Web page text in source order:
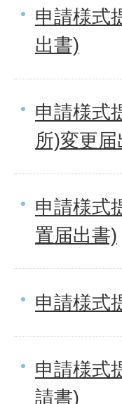
申請様式
出書)
申請様式
所)変更
申請様式
置届出書)
申請様式
申請様式
請書)